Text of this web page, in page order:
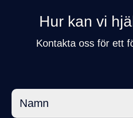
Hur kan vi
Kontakta oss för ett